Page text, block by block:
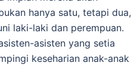
hanya satu, tetapi dua,
laki-laki dan perempuan.
asisten yang setia
keseharian anak-anak